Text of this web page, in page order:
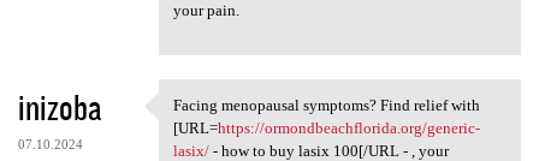
your pain.
inizoba
07.10.2024
Facing menopausal symptoms?
Facing menopausal symptoms? Find relief with
[URL=https://ormondbeachflorida.org/generic-
lasix/- how to buy lasix 100[/URL - , your